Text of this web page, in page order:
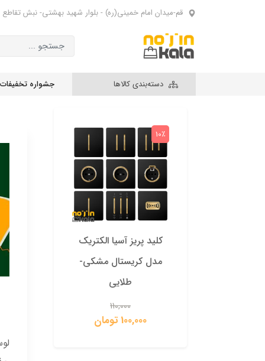
قم-میدان امام خمینی(ره) - بلوار شهید بهشتی- نبش
دسته‌بندی کالاها جشواره تخفیفات
کلید پریز آسیا الکتریک
مدل کریستال مشکی-
طلایی
110,000
100,000 تومان
10٪